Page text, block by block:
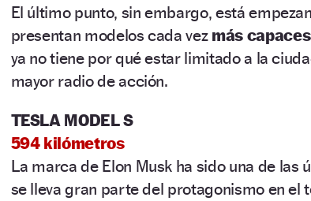
El último punto, sin embargo, está
presentan modelos cada vez más
ya no tiene por qué estar limitado a la
mayor radio de acción.
TESLA MODEL S
594 kilómetros
La marca de Elon Musk ha sido una de las
se lleva gran parte del protagonismo en el